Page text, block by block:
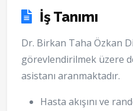
İş Tanımı
Dr. Birkan Taha Özkan
görevlendirilmek üzere
asistanı aranmaktadır.
Hasta akışını ve